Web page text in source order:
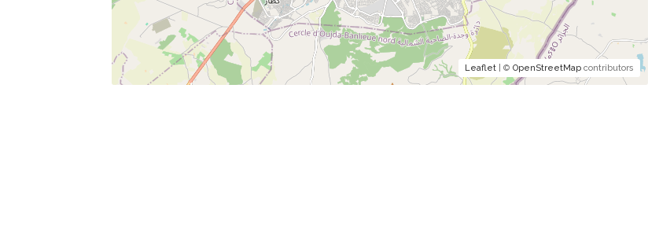
Leaflet| © OpenStreetMapcontributors